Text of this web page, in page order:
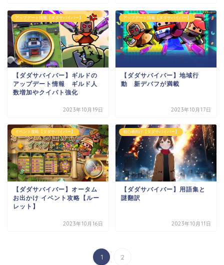
アップデート情報【ダダサバイバー】
【ダダサバイバー】ギルドの
アップデート情報 ギルド人
数増加やクイパト強化
2023年10月19日
アップデート情報【ダダサバイバー】
【ダダサバイバー】地域行
動 新デバフが満載
2023年10月17日
イベント攻略【ダダサバイバー】
【ダダサバイバー】オータム
お出かけ イベント攻略【ルー
レット】
2023年10月16日
初心者向け【ダダサバイバー】
【ダダサバイバー】用語集と
謎翻訳
2023年10月11日
1 2